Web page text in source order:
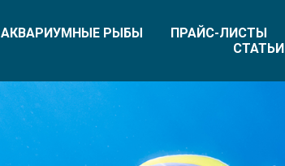
АКВАРИУМНЫЕ РЫБЫ ПРАЙС-ЛИСТЫ
СТАТЬИ